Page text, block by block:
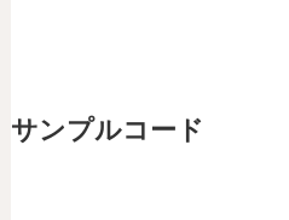
サンプルコード